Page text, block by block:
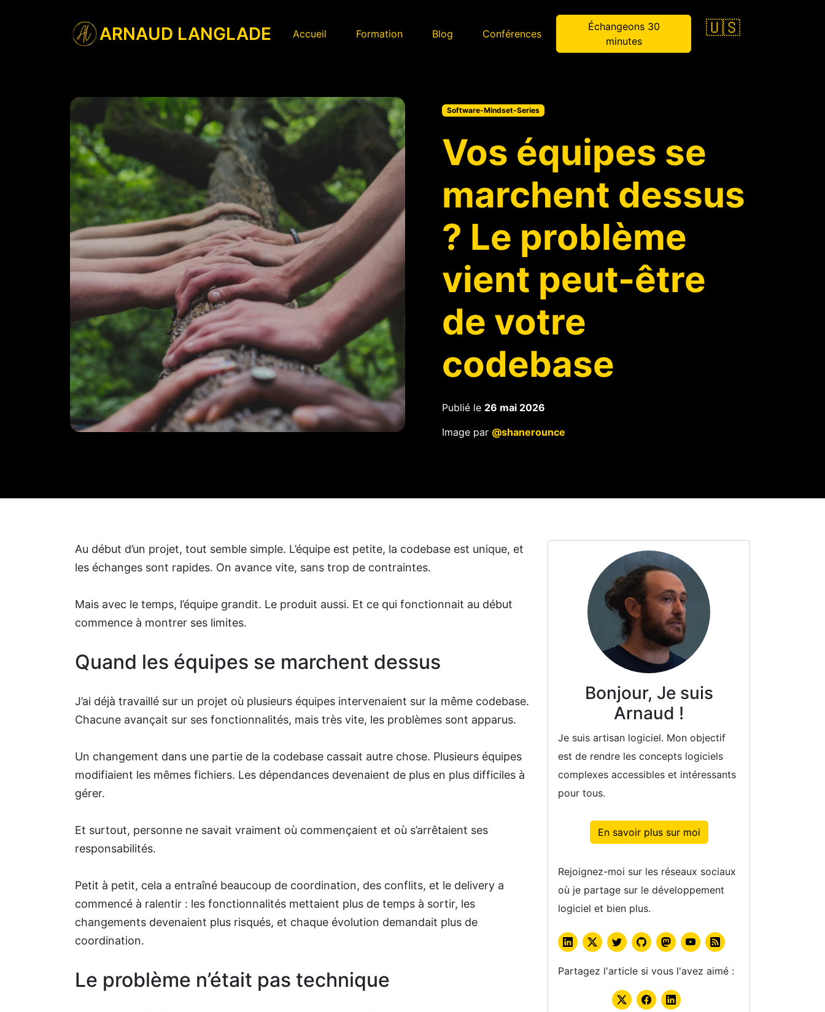
ARNAUD LANGLADE Accueil Formation Blog Conférences
Échangeons 30
minutes
🇺🇸
Software-Mindset-Series
Vos équipes se
marchent dessus
? Le problème
vient peut-être
de votre
codebase
Publié le 26 mai 2026
Image par @shanerounce
Au début d’un projet, tout semble simple. L’équipe est petite, la codebase est unique, et
les échanges sont rapides. On avance vite, sans trop de contraintes.
Mais avec le temps, l’équipe grandit. Le produit aussi. Et ce qui fonctionnait au début
commence à montrer ses limites.
Quand les équipes se marchent dessus
J’ai déjà travaillé sur un projet où plusieurs équipes intervenaient sur la même codebase.
Chacune avançait sur ses fonctionnalités, mais très vite, les problèmes sont apparus.
Un changement dans une partie de la codebase cassait autre chose. Plusieurs équipes
modifiaient les mêmes fichiers. Les dépendances devenaient de plus en plus difficiles à
gérer.
Et surtout, personne ne savait vraiment où commençaient et où s’arrêtaient ses
responsabilités.
Petit à petit, cela a entraîné beaucoup de coordination, des conflits, et le delivery a
commencé à ralentir : les fonctionnalités mettaient plus de temps à sortir, les
changements devenaient plus risqués, et chaque évolution demandait plus de
coordination.
Le problème n’était pas technique
Bonjour, Je suis
Arnaud !
Je suis artisan logiciel. Mon objectif
est de rendre les concepts logiciels
complexes accessibles et intéressants
pour tous.
En savoir plus sur moi
Rejoignez-moi sur les réseaux sociaux
où je partage sur le développement
logiciel et bien plus.
Partagez l'article si vous l'avez aimé :